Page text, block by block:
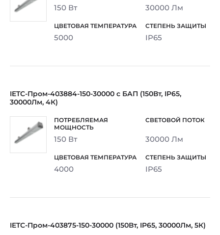
150 Вт 30000 Лм
5000 IP65
IETC-Пром-403884-150-30000 с БАП (150Вт, IP65,
30000Лм, 4К)
150 Вт 30000 Лм
4000 IP65
IETC-Пром-403875-150-30000 (150Вт, IP65, 30000Лм, 5К)